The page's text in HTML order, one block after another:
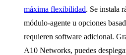
máxima flexibilidad. Se instala
módulo-agente u opciones
requieren software adicional.
A10 Networks, puedes